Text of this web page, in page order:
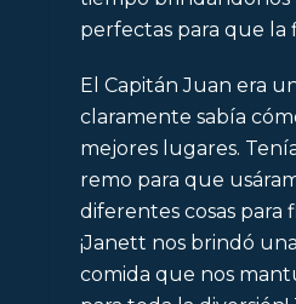
perfectas para que la
El Capitán Juan era
claramente sabía
mejores lugares.
remo para que
diferentes cosas para
¡Janett nos brindó
comida que nos